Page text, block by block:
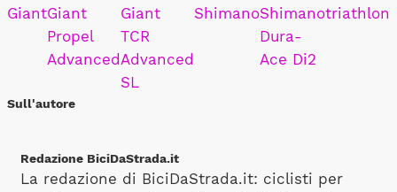
GiantGiant
Propel
Advanced
Giant
TCR
Advanced
SL
ShimanoShimano
Dura-
Ace Di2
triathlon
Sull'autore
Redazione BiciDaStrada.it
La redazione di BiciDaStrada.it: ciclisti per